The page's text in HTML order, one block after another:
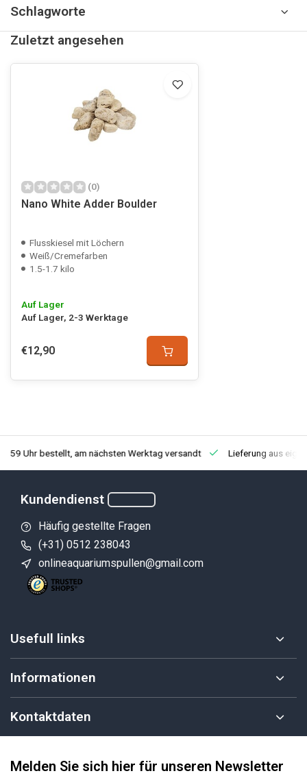
Schlagworte
Zuletzt angesehen
(0)
Nano White Adder Boulder
Flusskiesel mit Löchern
Weiß/Cremefarben
1.5-1.7 kilo
Auf Lager
Auf Lager, 2-3 Werktage
€12,90
Uhr bestellt, am nächsten Werktag versandt Lieferung aus
Kundendienst
Häufig gestellte Fragen
(+31) 0512 238043
onlineaquariumspullen@gmail.com
Usefull links
Informationen
Kontaktdaten
Melden Sie sich hier für unseren Newsletter